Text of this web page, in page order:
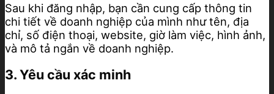
Sau khi đăng nhập, bạn cần cung cấp thông tin
chi tiết về doanh nghiệp của mình như tên, địa
chỉ, số điện thoại, website, giờ làm việc, hình ảnh,
và mô tả ngắn về doanh nghiệp.
3. Yêu cầu xác minh